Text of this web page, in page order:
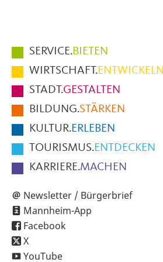
Hauptmenüpunkte
im
Fußbereich
der
Seite
SERVICE.BIETEN
WIRTSCHAFT.ENTWICKELN
STADT.GESTALTEN
BILDUNG.STÄRKEN
KULTUR.ERLEBEN
TOURISMUS.ENTDECKEN
KARRIERE.MACHEN
Newsletter / Bürgerbrief
Mannheim-App
Facebook
X
YouTube